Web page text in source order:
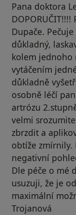
Pana doktora
Dupače.
důkladný,
kolem jednoho
vytáčením
důkladně
osobně léčí
artrózu
velmi
zbrzdit a
obtíže zmírnily.
negativní
Dle péče o mé
usuzuji, že je
maximální
Trojanová